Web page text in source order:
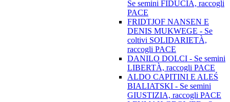
Se semini FIDUCIA, raccogli
PACE
FRIDTJOF NANSEN E
DENIS MUKWEGE - Se
coltivi SOLIDARIETÀ,
raccogli PACE
DANILO DOLCI - Se semini
LIBERTÀ, raccogli PACE
ALDO CAPITINI E ALEŚ
BIALIATSKI - Se semini
GIUSTIZIA, raccogli PACE